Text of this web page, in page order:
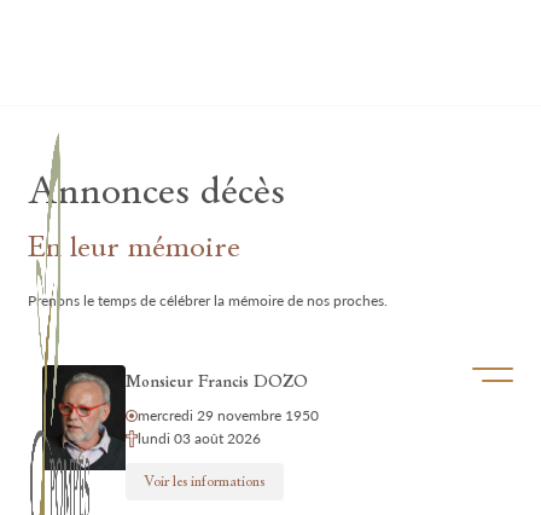
Ouvrir/
Annonces décès
En leur mémoire
Prenons le temps de célébrer la mémoire de nos proches.
Monsieur Francis DOZO
mercredi 29 novembre 1950
lundi 03 août 2026
Voir les informations